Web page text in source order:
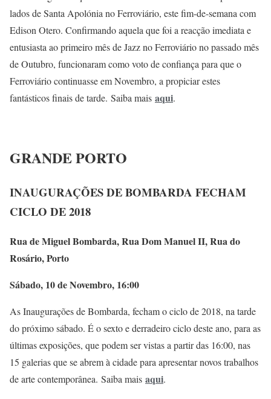
lados de Santa Apolónia no Ferroviário, este fim-de-semana com
Edison Otero. Confirmando aquela que foi a reacção imediata e
entusiasta ao primeiro mês de Jazz no Ferroviário no passado mês
de Outubro, funcionaram como voto de confiança para que o
Ferroviário continuasse em Novembro, a propiciar estes
fantásticos finais de tarde. Saiba mais aqui.
GRANDE PORTO
INAUGURAÇÕES DE BOMBARDA FECHAM
CICLO DE 2018
Rua de Miguel Bombarda, Rua Dom Manuel II, Rua do
Rosário, Porto
Sábado, 10 de Novembro, 16:00
As Inaugurações de Bombarda, fecham o ciclo de 2018, na tarde
do próximo sábado. É o sexto e derradeiro ciclo deste ano, para as
últimas exposições, que podem ser vistas a partir das 16:00, nas
15 galerias que se abrem à cidade para apresentar novos trabalhos
de arte contemporânea. Saiba mais aqui.